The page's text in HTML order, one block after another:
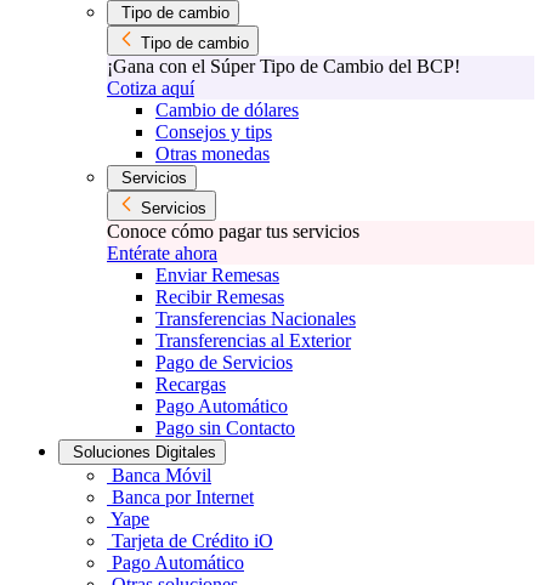
Tipo de cambio
Tipo de cambio
¡Gana con el Súper Tipo de Cambio del BCP!
Cotiza aquí
Cambio de dólares
Consejos y tips
Otras monedas
Servicios
Servicios
Conoce cómo pagar tus servicios
Entérate ahora
Enviar Remesas
Recibir Remesas
Transferencias Nacionales
Transferencias al Exterior
Pago de Servicios
Recargas
Pago Automático
Pago sin Contacto
Soluciones Digitales
Banca Móvil
Banca por Internet
Yape
Tarjeta de Crédito iO
Pago Automático